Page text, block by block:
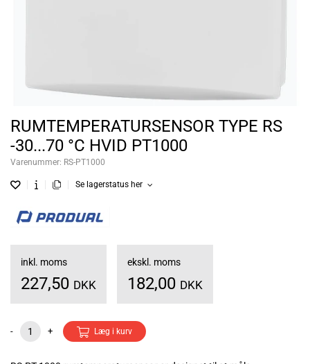
RUMTEMPERATURSENSOR TYPE RS
-30...70 °C HVID PT1000
Varenummer: RS-PT1000
Se lagerstatus her
inkl. moms
227,50 DKK
ekskl. moms
182,00 DKK
- + Læg i kurv